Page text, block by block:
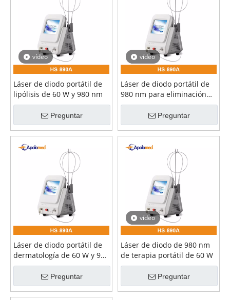
vídeo
Láser de diodo portátil de
lipólisis de 60 W y 980 nm
Preguntar
vídeo
Láser de diodo portátil de
980 nm para eliminación
de arañas vasculares de 60
Preguntar
Láser de diodo portátil de
dermatología de 60 W y 980
nm
Preguntar
vídeo
Láser de diodo de 980 nm
de terapia portátil de 60 W
Preguntar